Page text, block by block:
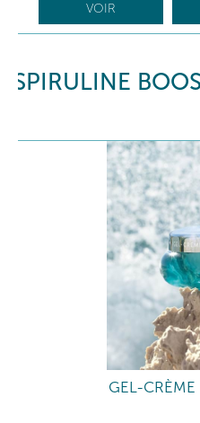
VOIR
SPIRULINE
GEL-